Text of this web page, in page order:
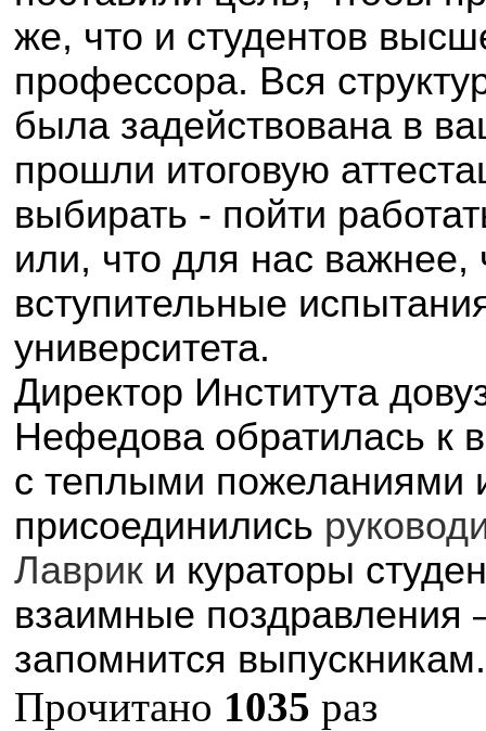
же, что и студентов
профессора. Вся
была задействована в
прошли итоговую
выбирать - пойти
или, что для нас
вступительные
университета.
Директор Института
Нефедова обратилась к
с теплыми пожеланиями
присоединились
Лаврик и кураторы
взаимные поздравления
запомнится выпускникам.
Прочитано 1035 раз